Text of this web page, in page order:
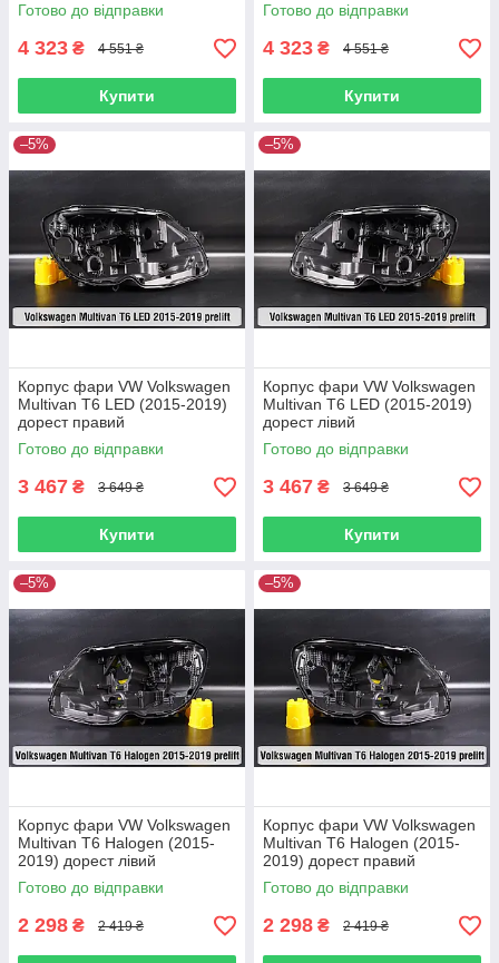
Готово до відправки
4 323 ₴ 4 551 ₴
Купити
Готово до відправки
4 323 ₴ 4 551 ₴
Купити
–5%
Корпус фари VW Volkswagen
Multivan T6 LED (2015-2019)
дорест правий
Готово до відправки
3 467 ₴ 3 649 ₴
Купити
–5%
Корпус фари VW Volkswagen
Multivan T6 LED (2015-2019)
дорест лівий
Готово до відправки
3 467 ₴ 3 649 ₴
Купити
–5%
Корпус фари VW Volkswagen
Multivan T6 Halogen (2015-
2019) дорест лівий
Готово до відправки
2 298 ₴ 2 419 ₴
–5%
Корпус фари VW Volkswagen
Multivan T6 Halogen (2015-
2019) дорест правий
Готово до відправки
2 298 ₴ 2 419 ₴